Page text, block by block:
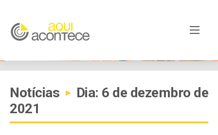
Notícias ▸
Dia: 6 de dezembro de
2021